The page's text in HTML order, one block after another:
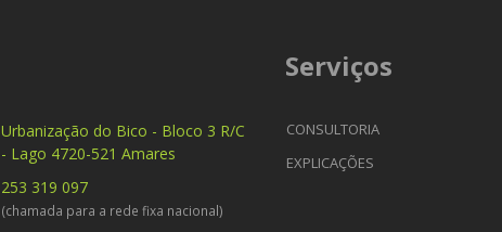
Urbanização do Bico - Bloco 3 R/C
- Lago 4720-521 Amares
253 319 097
(chamada para a rede fixa nacional)
Serviços
CONSULTORIA
EXPLICAÇÕES